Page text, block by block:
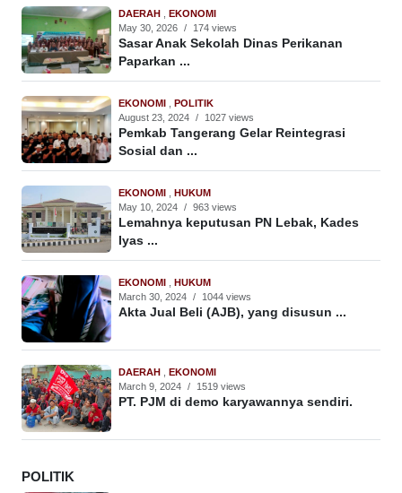
DAERAH , EKONOMI
May 30, 2026 / 174 views
Sasar Anak Sekolah Dinas Perikanan
Paparkan ...
EKONOMI , POLITIK
August 23, 2024 / 1027 views
Pemkab Tangerang Gelar Reintegrasi
Sosial dan ...
EKONOMI , HUKUM
May 10, 2024 / 963 views
Lemahnya keputusan PN Lebak, Kades
Iyas ...
EKONOMI , HUKUM
March 30, 2024 / 1044 views
Akta Jual Beli (AJB), yang disusun ...
DAERAH , EKONOMI
March 9, 2024 / 1519 views
PT. PJM di demo karyawannya sendiri.
POLITIK